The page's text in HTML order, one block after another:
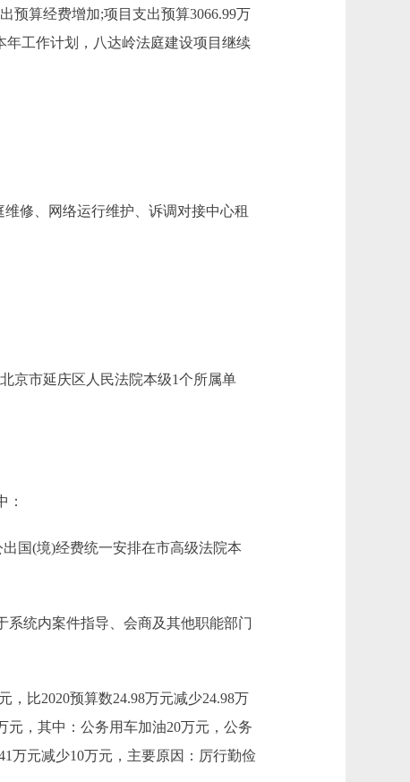
预算经费增加;项目支出预算3066.99万
年工作计划，八达岭法庭建设项目继续
修、网络运行维护、诉调对接中心租
京市延庆区人民法院本级1个所属单
：
国(境)经费统一安排在市高级法院本
统内案件指导、会商及其他职能部门
比2020预算数24.98万元减少24.98万
元，其中：公务用车加油20万元，公务
万元减少10万元，主要原因：厉行勤俭